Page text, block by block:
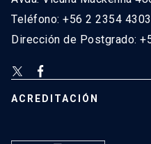
Teléfono: +56 2 2354 4303
Dirección de Postgrado:
ACREDITACIÓN